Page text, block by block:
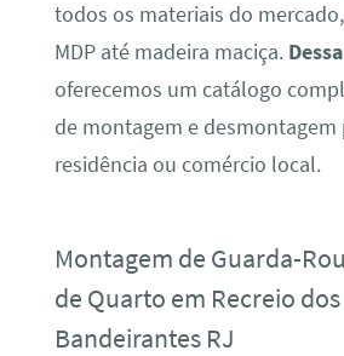
todos os materiais do
MDP até madeira maciça.
oferecemos um catálogo
de montagem e desmontagem
residência ou comércio local.
Montagem de Guarda-
de Quarto em Recreio dos
Bandeirantes RJ